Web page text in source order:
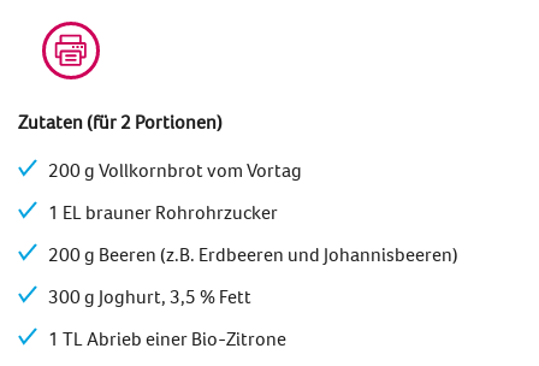
Zutaten (für 2 Portionen)
200 g Vollkornbrot vom Vortag
1 EL brauner Rohrohrzucker
200 g Beeren (z.B. Erdbeeren und Johannisbeeren)
300 g Joghurt, 3,5 % Fett
1 TL Abrieb einer Bio-Zitrone